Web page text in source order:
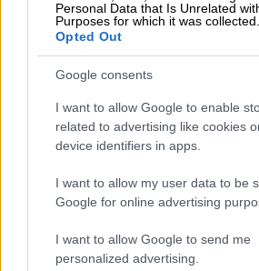
Personal Data that Is Unrelated
Purposes for which it was collected.
Opted Out
Google consents
I want to allow Google to enable
related to advertising like cookies
device identifiers in apps.
I want to allow my user data to be
Google for online advertising
I want to allow Google to send me
personalized advertising.
Elina Lehmus
sovelluskonsulttina ja toimii
projektien parissa tukien
talous‑ ja palkkahallinnon
Hänellä on yhdentoista
kouluttanut jo noin